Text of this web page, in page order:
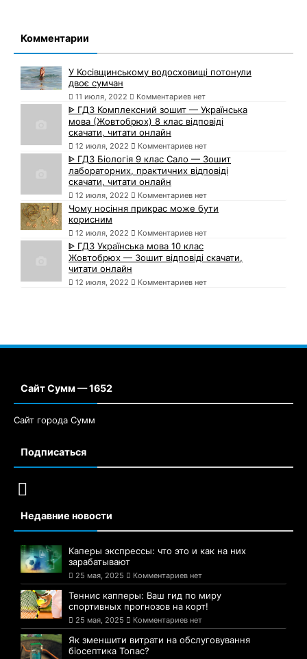
Комментарии
У Косівщинському водосховищі потонули
двоє сумчан
11 июля, 2022 Комментариев нет
ᐈ ГДЗ Комплексний зошит — Українська
мова (Жовтобрюх) 8 клас відповіді
скачати, читати онлайн
12 июля, 2022 Комментариев нет
ᐈ ГДЗ Біологія 9 клас Сало — Зошит
лабораторних, практичних відповіді
скачати, читати онлайн
12 июля, 2022 Комментариев нет
Чому носіння прикрас може бути
корисним
12 июля, 2022 Комментариев нет
ᐈ ГДЗ Українська мова 10 клас
Жовтобрюх — Зошит відповіді скачати,
читати онлайн
12 июля, 2022 Комментариев нет
Сайт Сумм — 1652
Сайт города Сумм
Подписаться
Недавние новости
Каперы экспрессы: что это и как на них
зарабатывают
25 мая, 2025 Комментариев нет
Теннис капперы: Ваш гид по миру
спортивных прогнозов на корт!
25 мая, 2025 Комментариев нет
Як зменшити витрати на обслуговування
біосептика Топас?